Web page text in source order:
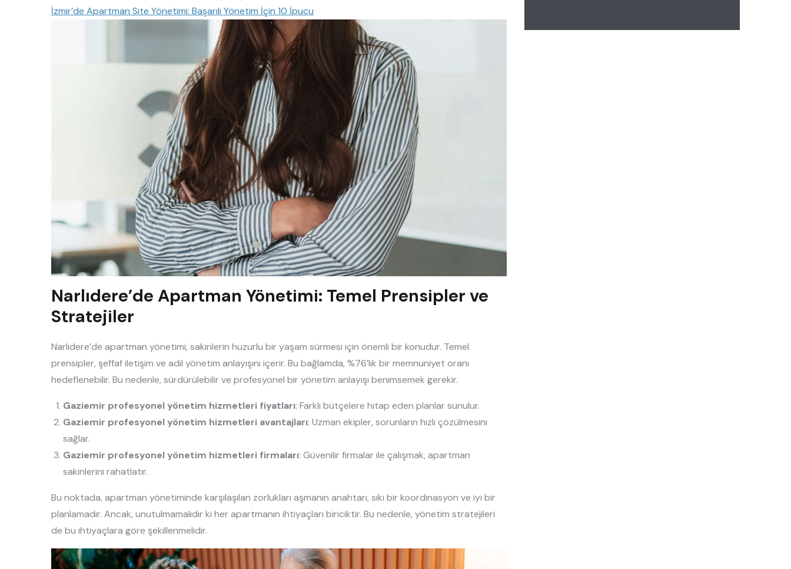
İzmir’de Apartman Site Yönetimi: Başarılı Yönetim İçin 10 İpucu
Narlıdere’de Apartman Yönetimi: Temel Prensipler ve
Stratejiler
Narlıdere’de apartman yönetimi, sakinlerin huzurlu bir yaşam sürmesi için önemli bir konudur. Temel
prensipler, şeffaf iletişim ve adil yönetim anlayışını içerir. Bu bağlamda, %76’lık bir memnuniyet oranı
hedeflenebilir. Bu nedenle, sürdürülebilir ve profesyonel bir yönetim anlayışı benimsemek gerekir.
Gaziemir profesyonel yönetim hizmetleri fiyatları: Farklı bütçelere hitap eden planlar sunulur.
Gaziemir profesyonel yönetim hizmetleri avantajları: Uzman ekipler, sorunların hızlı çözülmesini
sağlar.
Gaziemir profesyonel yönetim hizmetleri firmaları: Güvenilir firmalar ile çalışmak, apartman
sakinlerini rahatlatır.
Bu noktada, apartman yönetiminde karşılaşılan zorlukları aşmanın anahtarı, sıkı bir koordinasyon ve iyi bir
planlamadır. Ancak, unutulmamalıdır ki her apartmanın ihtiyaçları biriciktir. Bu nedenle, yönetim stratejileri
de bu ihtiyaçlara göre şekillenmelidir.